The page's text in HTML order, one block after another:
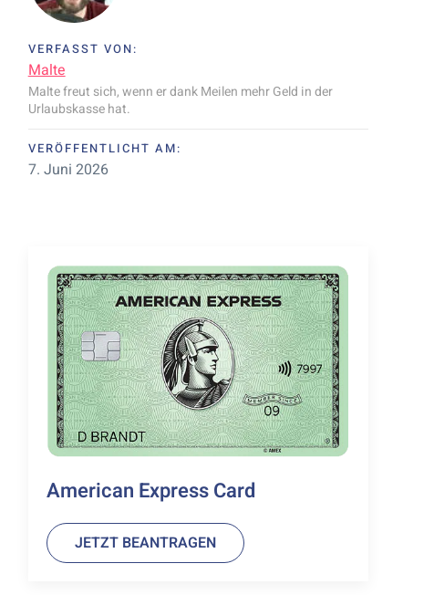
VERFASST VON:
Malte
Malte freut sich, wenn er dank Meilen mehr Geld in der
Urlaubskasse hat.
VERÖFFENTLICHT AM:
7. Juni 2026
American Express Card
JETZT BEANTRAGEN